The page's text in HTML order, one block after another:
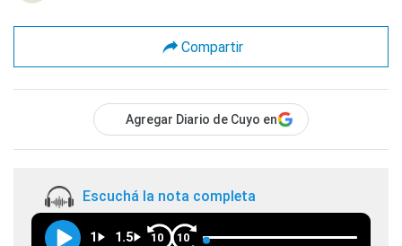
Compartir
Agregar Diario de Cuyo en
Escuchá la nota completa
1 1.5 10 10